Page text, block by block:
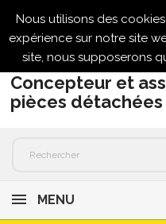
Nous utilisons des
expérience sur notre site
site, nous supposerons
Concepteur et
pièces
MENU